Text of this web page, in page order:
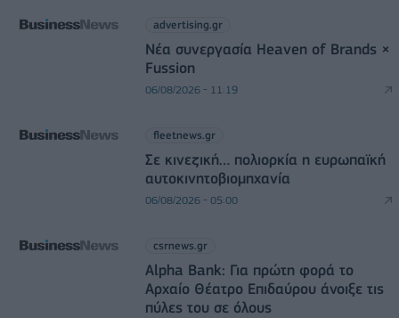
advertising.gr
Νέα συνεργασία Heaven of Brands ×
Fussion
06/08/2026 - 11:19
fleetnews.gr
Σε κινεζική… πολιορκία η ευρωπαϊκή
αυτοκινητοβιομηχανία
06/08/2026 - 05:00
csrnews.gr
Alpha Bank: Για πρώτη φορά το
Αρχαίο Θέατρο Επιδαύρου άνοιξε τις
πύλες του σε όλους